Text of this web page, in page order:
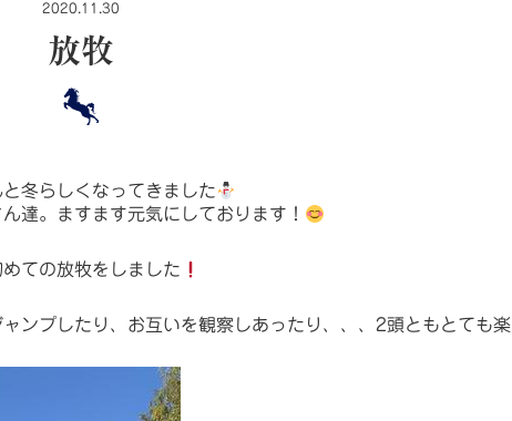
2020.11.30
放牧
冬らしくなってきました
達。ますます元気にしております！
ての放牧をしました
ンプしたり、お互いを観察しあったり、、、2頭ともとても楽